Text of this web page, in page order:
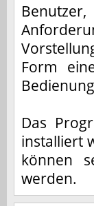
Form
Das
installiert
können
werden.